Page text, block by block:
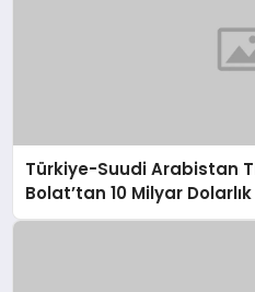
Türkiye-Suudi Arabistan
Bolat’tan 10 Milyar